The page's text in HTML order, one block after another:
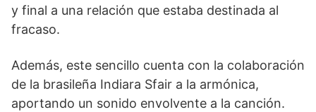
y final a una relación que estaba destinada al
fracaso.
Además, este sencillo cuenta con la colaboración
de la brasileña Indiara Sfair a la armónica,
aportando un sonido envolvente a la canción.